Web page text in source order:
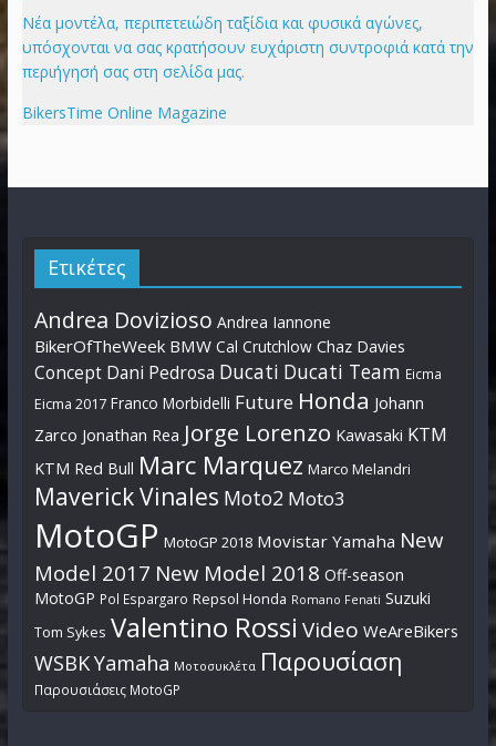
Νέα μοντέλα, περιπετειώδη ταξίδια και φυσικά αγώνες,
υπόσχονται να σας κρατήσουν ευχάριστη συντροφιά κατά την
περιήγησή σας στη σελίδα μας.
BikersTime Online Magazine
Ετικέτες
Andrea Dovizioso Andrea Iannone
BikerOfTheWeek BMW Cal Crutchlow Chaz Davies
Concept Dani Pedrosa Ducati Ducati Team Eicma
Eicma 2017 Franco Morbidelli Future Honda Johann
Zarco Jonathan Rea Jorge Lorenzo Kawasaki KTM
KTM Red Bull Marc Marquez Marco Melandri
Maverick Vinales Moto2 Moto3
MotoGP MotoGP 2018 Movistar Yamaha New
Model 2017 New Model 2018 Off-season
MotoGP Pol Espargaro Repsol Honda Romano Fenati Suzuki
Tom Sykes Valentino Rossi Video WeAreBikers
WSBKYamaha Μοτοσυκλέτα Παρουσίαση
Παρουσιάσεις MotoGP